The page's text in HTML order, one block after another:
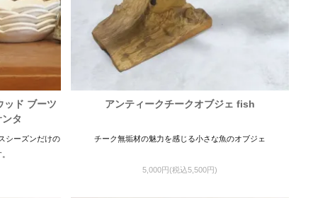
ッド ブーツ
タ
シーズンだけの
アンティークチークオブジェ fish
チーク無垢材の魅力を感じる小さな魚のオブジェ
5,000円(税込5,500円)